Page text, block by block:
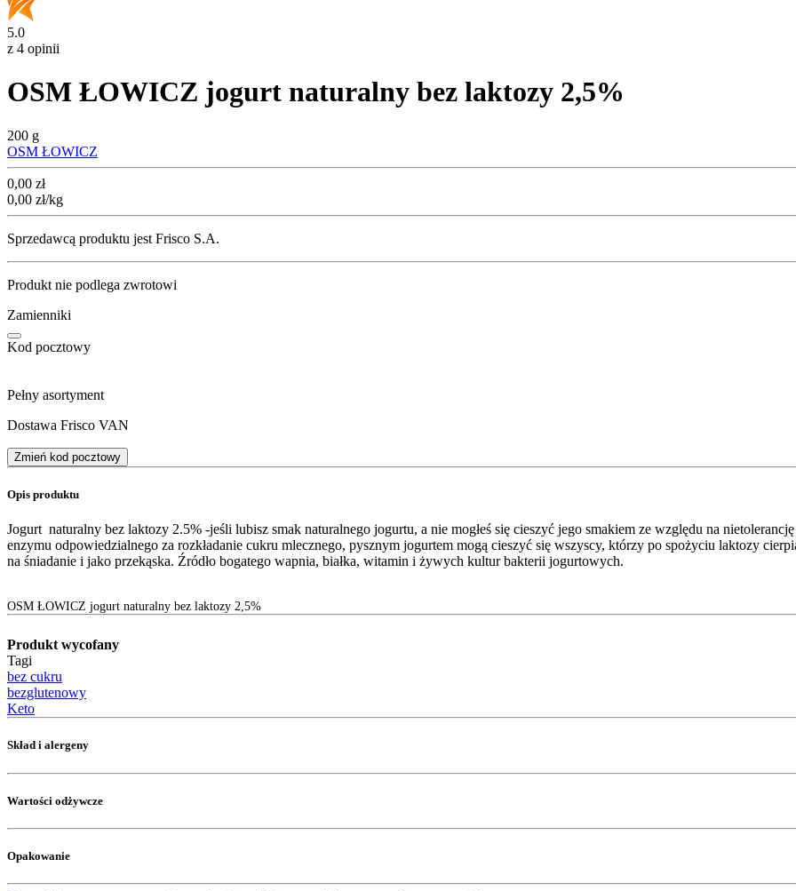
5.0
z 4 opinii
OSM ŁOWICZ jogurt naturalny bez laktozy 2,5%
200 g
OSM ŁOWICZ
Cena
0,00 zł
0,00 zł/kg
Sprzedawcą produktu jest Frisco S.A.
Produkt nie podlega zwrotowi
Zamienniki
Kod pocztowy
Pełny asortyment
Dostawa Frisco VAN
Zmień kod pocztowy
Opis produktu
Jogurt naturalny bez laktozy 2.5% -jeśli lubisz smak naturalnego jogurtu, a nie mogłeś się cieszyć jego smakiem ze względu na
enzymu odpowiedzialnego za rozkładanie cukru mlecznego, pysznym jogurtem mogą cieszyć się wszyscy, którzy po spożyciu laktozy
na śniadanie i jako przekąska. Źródło bogatego wapnia, białka, witamin i żywych kultur bakterii jogurtowych.
OSM ŁOWICZ jogurt naturalny bez laktozy 2,5%
Produkt wycofany
Tagi
bez cukru
bezglutenowy
Keto
Skład i alergeny
Wartości odżywcze
Opakowanie